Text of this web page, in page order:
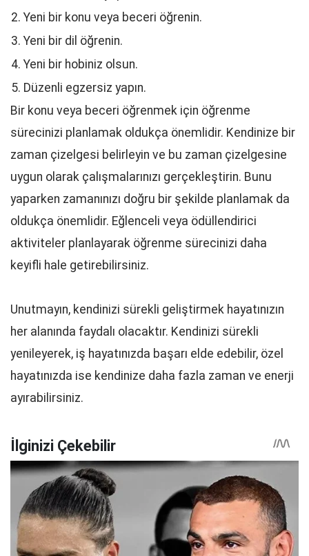
2. Yeni bir konu veya beceri öğrenin.
3. Yeni bir dil öğrenin.
4. Yeni bir hobiniz olsun.
5. Düzenli egzersiz yapın.
Bir konu veya beceri öğrenmek için öğrenme
sürecinizi planlamak oldukça önemlidir. Kendinize bir
zaman çizelgesi belirleyin ve bu zaman çizelgesine
uygun olarak çalışmalarınızı gerçekleştirin. Bunu
yaparken zamanınızı doğru bir şekilde planlamak da
oldukça önemlidir. Eğlenceli veya ödüllendirici
aktiviteler planlayarak öğrenme sürecinizi daha
keyifli hale getirebilirsiniz.
Unutmayın, kendinizi sürekli geliştirmek hayatınızın
her alanında faydalı olacaktır. Kendinizi sürekli
yenileyerek, iş hayatınızda başarı elde edebilir, özel
hayatınızda ise kendinize daha fazla zaman ve enerji
ayırabilirsiniz.